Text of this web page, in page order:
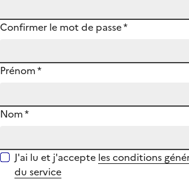
Confirmer le mot de passe*
Prénom*
Nom*
J'ai lu et j'accepte les conditions
du service